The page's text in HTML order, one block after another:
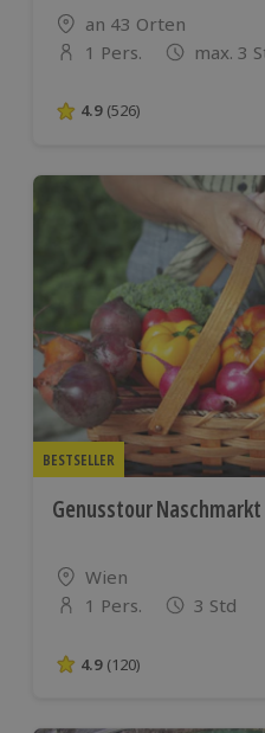
Standort
an 43 Orten
Anzahl der Teilnehmer
1 Pers. max. 3
4.9 von 5 Sternen
4.9 (526)
BESTSELLER
Genusstour Naschmarkt
Standort
Wien
Anzahl der Teilnehmer
1 Pers. 3 Std
4.9 von 5 Sternen
4.9 (120)